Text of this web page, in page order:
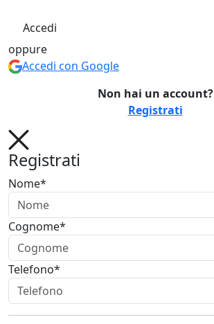
Accedi
oppure
Accedi con Google
Non hai un account?
Registrati
Registrati
Nome*
Cognome*
Telefono*